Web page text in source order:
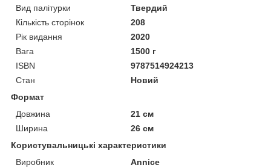
Вид палітурки
Твердий
Кількість сторінок
208
Рік видання
2020
Вага
1500 г
ISBN
9787514924213
Стан
Новий
Формат
Довжина
21 см
Ширина
26 см
Користувальницькі характеристики
Виробник
Annice